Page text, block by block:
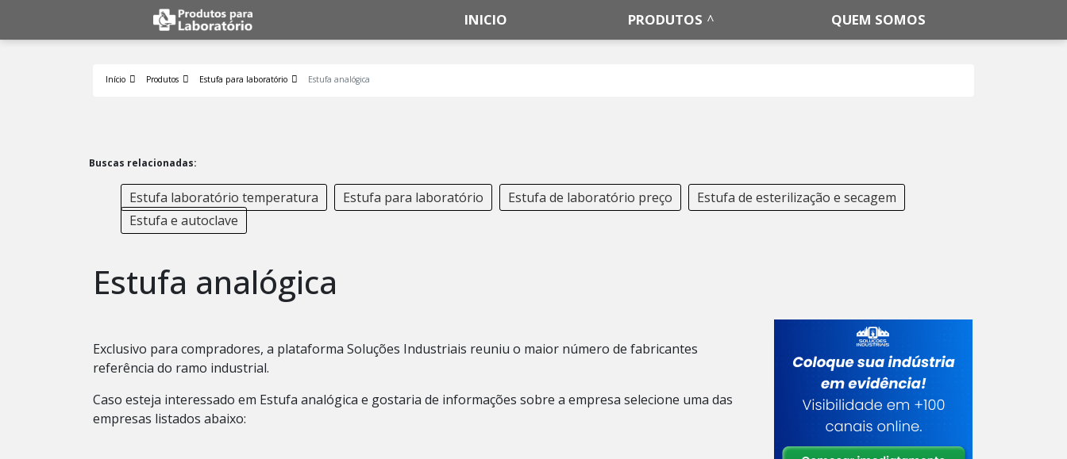
INICIO PRODUTOS QUEM SOMOS
Início Produtos Estufa para laboratório Estufa analógica
Buscas relacionadas:
Estufa laboratório temperatura Estufa para laboratório Estufa de laboratório preço
Estufa de esterilização e secagem
Estufa e autoclave
Estufa analógica
Exclusivo para compradores, a plataforma Soluções Industriais reuniu o maior número de fabricantes
referência do ramo industrial.
Caso esteja interessado em Estufa analógica e gostaria de informações sobre a empresa selecione uma das
empresas listados abaixo: